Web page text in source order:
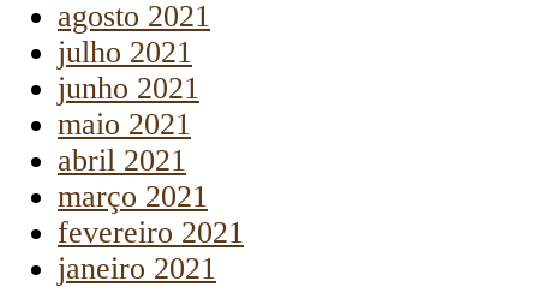
agosto 2021
julho 2021
junho 2021
maio 2021
abril 2021
março 2021
fevereiro 2021
janeiro 2021